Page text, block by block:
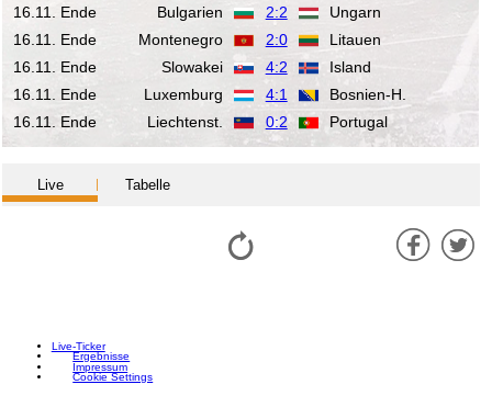
16.11. Ende
Bulgarien 2:2
Ungarn
16.11. Ende
Montenegro 2:0
Litauen
16.11. Ende
Slowakei 4:2
Island
16.11. Ende
Luxemburg 4:1
Bosnien-H.
16.11. Ende
Liechtenst. 0:2 Portugal
Live Tabelle
Live-Ticker
Ergebnisse
Impressum
Cookie Settings